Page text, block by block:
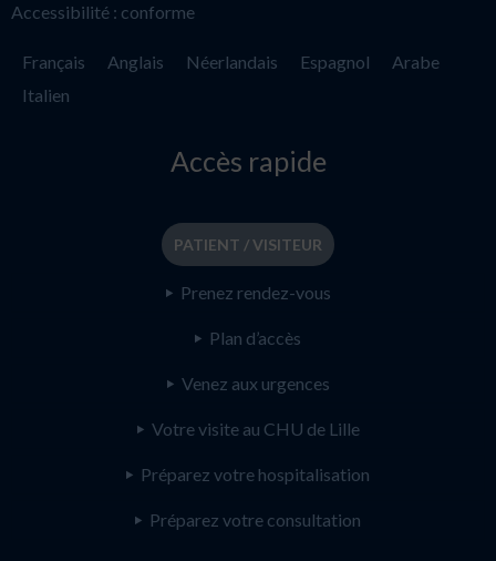
Accessibilité : conforme
Français Anglais Néerlandais Espagnol
Arabe
Italien
Accès rapide
PATIENT / VISITEUR
Prenez rendez-vous
Plan d’accès
Venez aux urgences
Votre visite au CHU de Lille
Préparez votre hospitalisation
Préparez votre consultation